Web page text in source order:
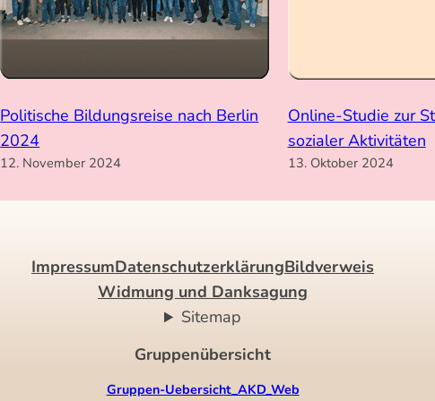
Politische Bildungsreise nach Berlin
2024
12. November 2024
Online-Studie zur
sozialer Aktivitäten
13. Oktober 2024
ImpressumDatenschutzerklärungBildverweis
Widmung und Danksagung
Sitemap
Gruppenübersicht
Gruppen-Uebersicht_AKD_Web